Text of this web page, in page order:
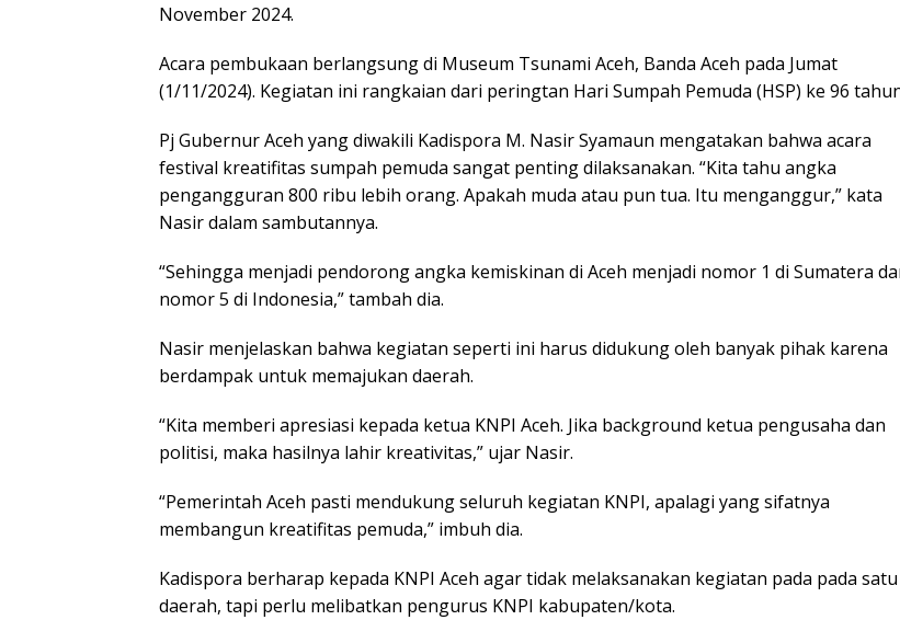
November 2024.
Acara pembukaan berlangsung di Museum Tsunami Aceh, Banda Aceh pada Jumat
(1/11/2024). Kegiatan ini rangkaian dari peringtan Hari Sumpah Pemuda (HSP) ke 96
Pj Gubernur Aceh yang diwakili Kadispora M. Nasir Syamaun mengatakan bahwa acara
festival kreatifitas sumpah pemuda sangat penting dilaksanakan. “Kita tahu angka
pengangguran 800 ribu lebih orang. Apakah muda atau pun tua. Itu menganggur,” kata
Nasir dalam sambutannya.
“Sehingga menjadi pendorong angka kemiskinan di Aceh menjadi nomor 1 di Sumatera
nomor 5 di Indonesia,” tambah dia.
Nasir menjelaskan bahwa kegiatan seperti ini harus didukung oleh banyak pihak karena
berdampak untuk memajukan daerah.
“Kita memberi apresiasi kepada ketua KNPI Aceh. Jika background ketua pengusaha dan
politisi, maka hasilnya lahir kreativitas,” ujar Nasir.
“Pemerintah Aceh pasti mendukung seluruh kegiatan KNPI, apalagi yang sifatnya
membangun kreatifitas pemuda,” imbuh dia.
Kadispora berharap kepada KNPI Aceh agar tidak melaksanakan kegiatan pada pada satu
daerah, tapi perlu melibatkan pengurus KNPI kabupaten/kota.